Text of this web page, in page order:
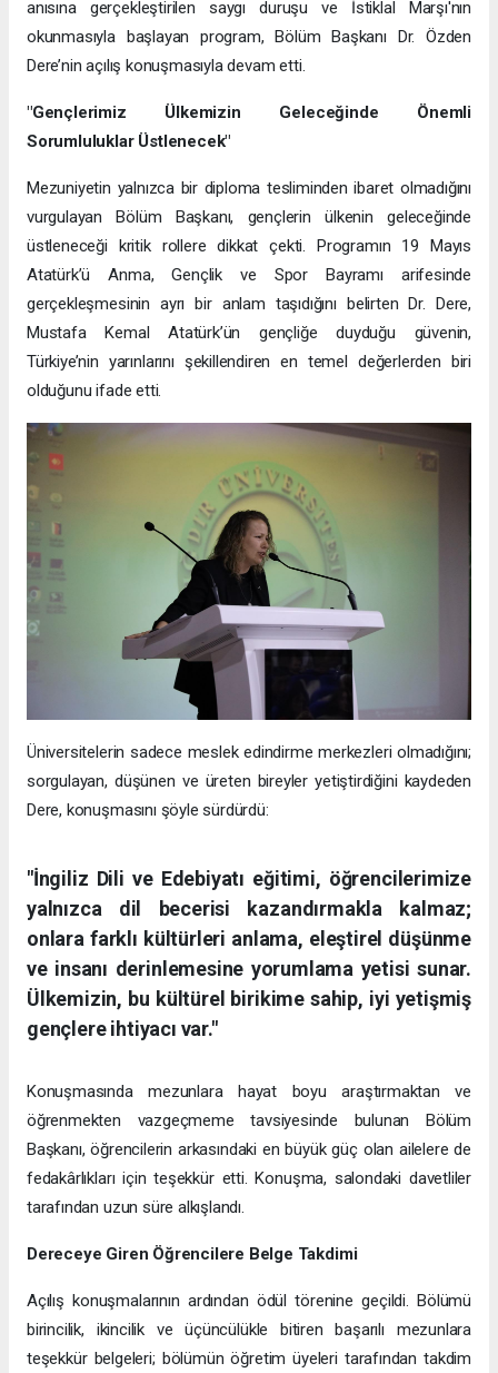
anısına gerçekleştirilen saygı duruşu ve İstiklal Marşı'nın
okunmasıyla başlayan program, Bölüm Başkanı Dr. Özden
Dere’nin açılış konuşmasıyla devam etti.
"Gençlerimiz Ülkemizin Geleceğinde Önemli
Sorumluluklar Üstlenecek"
Mezuniyetin yalnızca bir diploma tesliminden ibaret olmadığını
vurgulayan Bölüm Başkanı, gençlerin ülkenin geleceğinde
üstleneceği kritik rollere dikkat çekti. Programın 19 Mayıs
Atatürk’ü Anma, Gençlik ve Spor Bayramı arifesinde
gerçekleşmesinin ayrı bir anlam taşıdığını belirten Dr. Dere,
Mustafa Kemal Atatürk’ün gençliğe duyduğu güvenin,
Türkiye’nin yarınlarını şekillendiren en temel değerlerden biri
olduğunu ifade etti.
Üniversitelerin sadece meslek edindirme merkezleri olmadığını;
sorgulayan, düşünen ve üreten bireyler yetiştirdiğini kaydeden
Dere, konuşmasını şöyle sürdürdü:
"İngiliz Dili ve Edebiyatı eğitimi, öğrencilerimize
yalnızca dil becerisi kazandırmakla kalmaz;
onlara farklı kültürleri anlama, eleştirel düşünme
ve insanı derinlemesine yorumlama yetisi sunar.
Ülkemizin, bu kültürel birikime sahip, iyi yetişmiş
gençlere ihtiyacı var."
Konuşmasında mezunlara hayat boyu araştırmaktan ve
öğrenmekten vazgeçmeme tavsiyesinde bulunan Bölüm
Başkanı, öğrencilerin arkasındaki en büyük güç olan ailelere de
fedakârlıkları için teşekkür etti. Konuşma, salondaki davetliler
tarafından uzun süre alkışlandı.
Dereceye Giren Öğrencilere Belge Takdimi
Açılış konuşmalarının ardından ödül törenine geçildi. Bölümü
birincilik, ikincilik ve üçüncülükle bitiren başarılı mezunlara
teşekkür belgeleri; bölümün öğretim üyeleri tarafından takdim